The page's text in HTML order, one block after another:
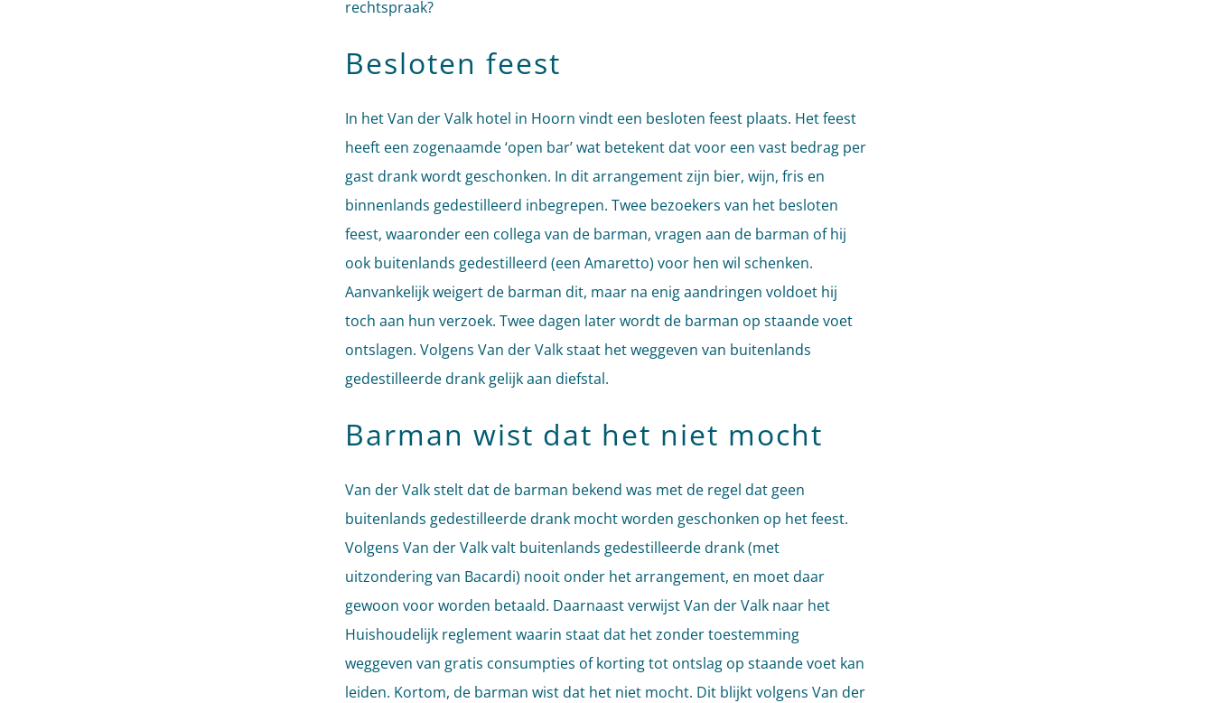
rechtspraak?
Besloten feest
In het Van der Valk hotel in Hoorn vindt een besloten feest plaats. Het feest
heeft een zogenaamde ‘open bar’ wat betekent dat voor een vast bedrag per
gast drank wordt geschonken. In dit arrangement zijn bier, wijn, fris en
binnenlands gedestilleerd inbegrepen. Twee bezoekers van het besloten
feest, waaronder een collega van de barman, vragen aan de barman of hij
ook buitenlands gedestilleerd (een Amaretto) voor hen wil schenken.
Aanvankelijk weigert de barman dit, maar na enig aandringen voldoet hij
toch aan hun verzoek. Twee dagen later wordt de barman op staande voet
ontslagen. Volgens Van der Valk staat het weggeven van buitenlands
gedestilleerde drank gelijk aan diefstal.
Barman wist dat het niet mocht
Van der Valk stelt dat de barman bekend was met de regel dat geen
buitenlands gedestilleerde drank mocht worden geschonken op het feest.
Volgens Van der Valk valt buitenlands gedestilleerde drank (met
uitzondering van Bacardi) nooit onder het arrangement, en moet daar
gewoon voor worden betaald. Daarnaast verwijst Van der Valk naar het
Huishoudelijk reglement waarin staat dat het zonder toestemming
weggeven van gratis consumpties of korting tot ontslag op staande voet kan
leiden. Kortom, de barman wist dat het niet mocht. Dit blijkt volgens Van der